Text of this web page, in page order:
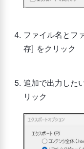
ファイル名とフ
存] をクリック
追加で出力した
リック